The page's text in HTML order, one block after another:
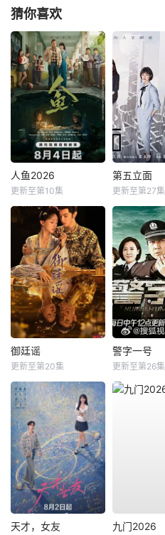
猜你喜欢
人鱼2026
更新至第10集
第五立面
更新至第27集
御廷谣
更新至第20集
警字一号
更新至第26集
天才，女友 九门2026